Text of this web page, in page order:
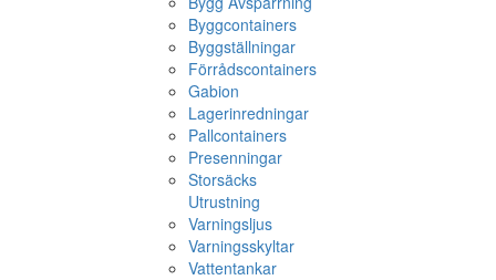
Byggcontainers
Byggställningar
Förrådscontainers
Gabion
Lagerinredningar
Pallcontainers
Presenningar
Storsäcks
Utrustning
Varningsljus
Varningsskyltar
Vattentankar